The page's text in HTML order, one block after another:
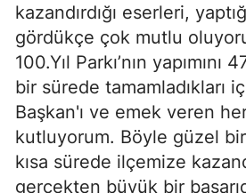
kazandırdığı eserleri,
gördükçe çok mutlu
100.Yıl Parkı’nın
bir sürede tamamladıkları
Başkan'ı ve emek veren
kutluyorum. Böyle güzel
kısa sürede ilçemize
gerçekten büyük bir